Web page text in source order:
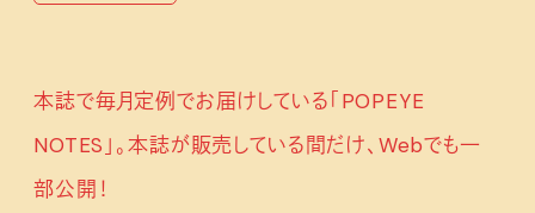
本誌で毎月定例でお届けしている「POPEYE
NOTES」。本誌が販売している間だけ、Webでも一
部公開！